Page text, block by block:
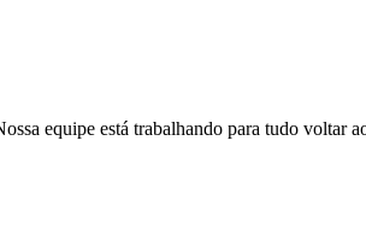
equipe está trabalhando para tudo voltar